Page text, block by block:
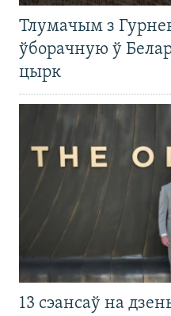
Тлумачым з
ўборачную ў
цырк
13 сэансаў на